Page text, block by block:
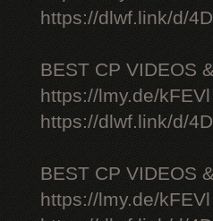
https://dlwf.link/d/
BEST CP VIDEOS
https://lmy.de/kFEVl
https://dlwf.link/d/
BEST CP VIDEOS
https://lmy.de/kFEVl